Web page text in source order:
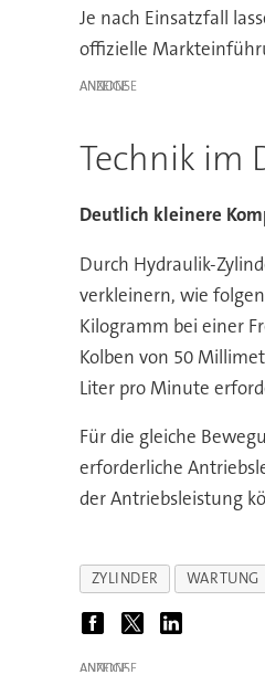
Je nach Einsatzfall
offizielle
ANZEIGE
Technik im
Deutlich kleinere
Durch Hydraulik-
verkleinern, wie
Kilogramm bei einer
Kolben von 50
Liter pro Minute
Für die gleiche
erforderliche
der Antriebsleistung
ZYLINDER WARTUNG
ANZEIGE